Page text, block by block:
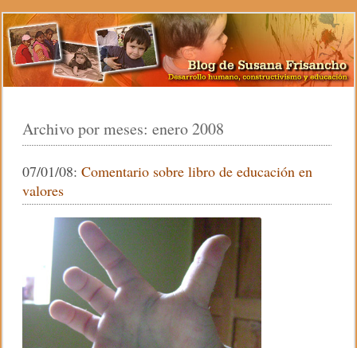
Archivo por meses:enero 2008
07/01/08:Comentario sobre libro de educación en
valores